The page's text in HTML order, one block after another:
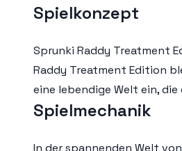
Spielkonzept
Sprunki Raddy Treatment
Raddy Treatment Edition
eine lebendige Welt ein,
Spielmechanik
In der spannenden Welt